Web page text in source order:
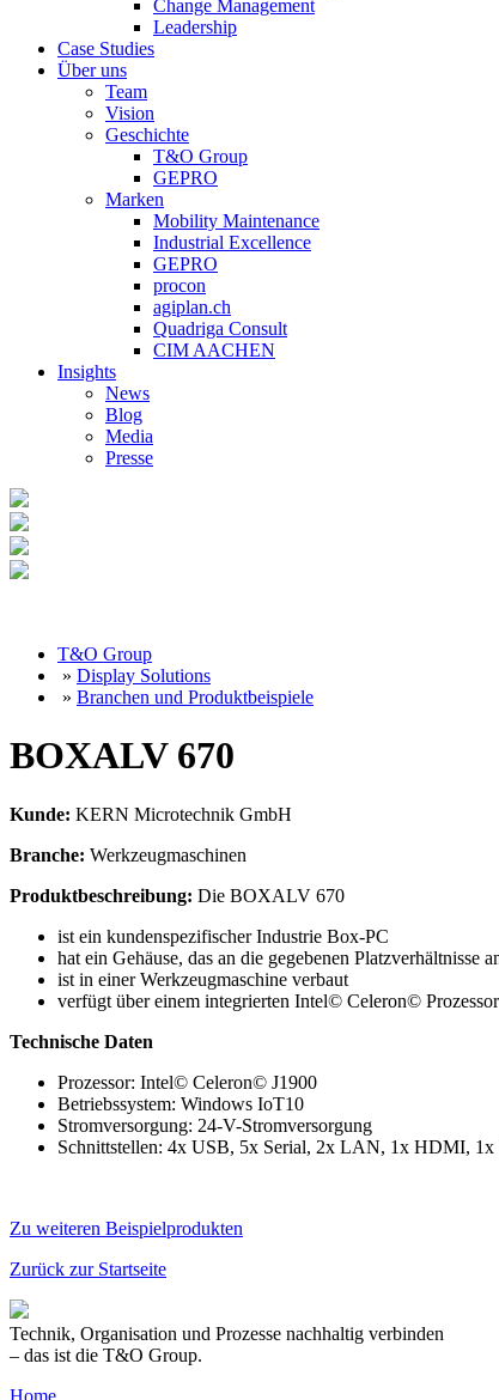
Change Management
Leadership
Case Studies
Über uns
Team
Vision
Geschichte
T&O Group
GEPRO
Marken
Mobility Maintenance
Industrial Excellence
GEPRO
procon
agiplan.ch
Quadriga Consult
CIM AACHEN
Insights
News
Blog
Media
Presse
T&O Group
» Display Solutions
» Branchen und Produktbeispiele
BOXALV 670
Kunde: KERN Microtechnik GmbH
Branche: Werkzeugmaschinen
Produktbeschreibung: Die BOXALV 670
ist ein kundenspezifischer Industrie Box-PC
hat ein Gehäuse, das an die gegebenen Platzverhältnisse
ist in einer Werkzeugmaschine verbaut
verfügt über einem integrierten Intel© Celeron© Prozessor
Technische Daten
Prozessor: Intel© Celeron© J1900
Betriebssystem: Windows IoT10
Stromversorgung: 24-V-Stromversorgung
Schnittstellen: 4x USB, 5x Serial, 2x LAN, 1x HDMI,
Zu weiteren Beispielprodukten
Zurück zur Startseite
Technik, Organisation und Prozesse nachhaltig verbinden
– das ist die T&O Group.
Home